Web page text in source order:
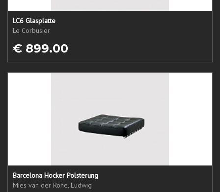
LC6 Glasplatte
Le Corbusier
€ 899.00
Barcelona Hocker Polsterung
Mies van der Rohe, Ludwig